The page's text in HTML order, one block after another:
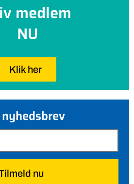
medlem
NU
Klik her
nu